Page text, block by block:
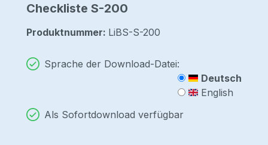
Checkliste S-200
Produktnummer: LiBS-S-200
Sprache der Download-Datei:
Deutsch
English
Als Sofortdownload verfügbar